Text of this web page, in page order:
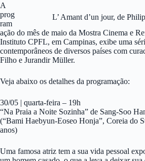
L’ Amant d’un jour, de
A
prog
ram
ação do mês de maio da Mostra Cinema e
Instituto CPFL, em Campinas, exibe uma
contemporâneos de diversos países com
Filho e Jurandir Müller.
Veja abaixo os detalhes da programação:
30/05 | quarta-feira – 19h
“Na Praia a Noite Sozinha” de Sang-Soo
(“Bami Haebyun-Eoseo Honja”, Coreia do
anos)
Uma famosa atriz tem a sua vida pessoal